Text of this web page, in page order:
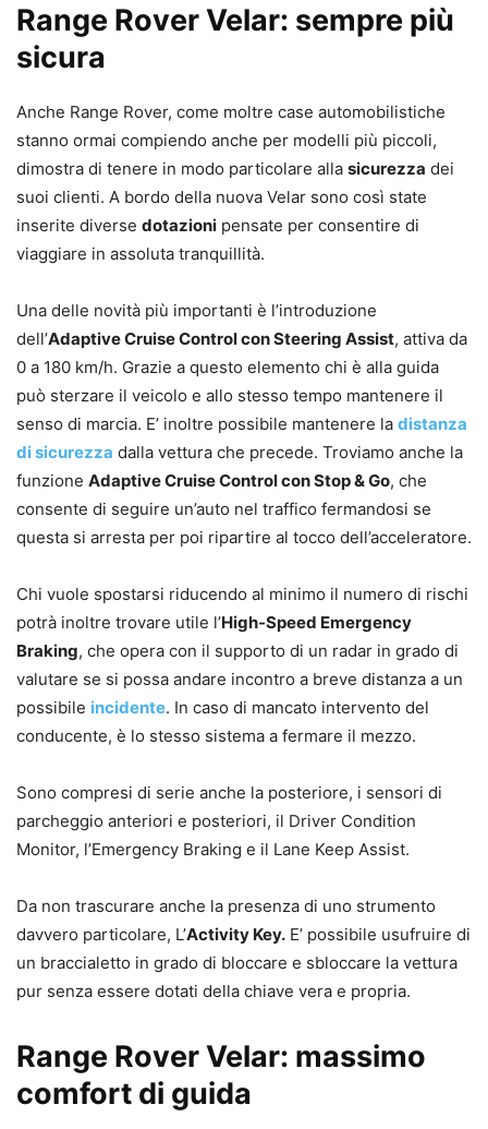
Range Rover Velar: sempre più
sicura
Anche Range Rover, come moltre case automobilistiche
stanno ormai compiendo anche per modelli più piccoli,
dimostra di tenere in modo particolare alla sicurezza dei
suoi clienti. A bordo della nuova Velar sono così state
inserite diverse dotazioni pensate per consentire di
viaggiare in assoluta tranquillità.
Una delle novità più importanti è l’introduzione
dell’Adaptive Cruise Control con Steering Assist, attiva da
0 a 180 km/h. Grazie a questo elemento chi è alla guida
può sterzare il veicolo e allo stesso tempo mantenere il
senso di marcia. E’ inoltre possibile mantenere la distanza
di sicurezza dalla vettura che precede. Troviamo anche la
funzione Adaptive Cruise Control con Stop & Go, che
consente di seguire un’auto nel traffico fermandosi se
questa si arresta per poi ripartire al tocco dell’acceleratore.
Chi vuole spostarsi riducendo al minimo il numero di rischi
potrà inoltre trovare utile l’High-Speed Emergency
Braking, che opera con il supporto di un radar in grado di
valutare se si possa andare incontro a breve distanza a un
possibile incidente. In caso di mancato intervento del
conducente, è lo stesso sistema a fermare il mezzo.
Sono compresi di serie anche la posteriore, i sensori di
parcheggio anteriori e posteriori, il Driver Condition
Monitor, l’Emergency Braking e il Lane Keep Assist.
Da non trascurare anche la presenza di uno strumento
davvero particolare, L’Activity Key. E’ possibile usufruire di
un braccialetto in grado di bloccare e sbloccare la vettura
pur senza essere dotati della chiave vera e propria.
Range Rover Velar: massimo
comfort di guida